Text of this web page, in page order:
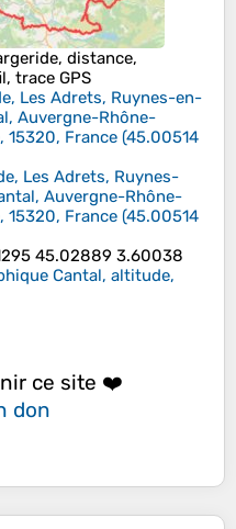
distance,
trace GPS
Les Adrets, Ruynes-en-
Auvergne-Rhône-
15320, France (45.00514
Les Adrets, Ruynes-
Auvergne-Rhône-
15320, France (45.00514
45.02889 3.60038
Cantal, altitude,
ce site ❤️
don